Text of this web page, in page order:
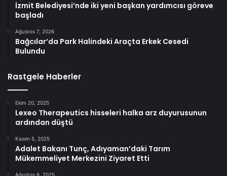
İzmit Belediyesi’nde iki yeni başkan yardımcısı göreve
başladı
Ağustos 7, 2026
Bağcılar’da Park Halindeki Araçta Erkek Cesedi
Bulundu
Rastgele Haberler
Ekim 20, 2025
Lexeo Therapeutics hisseleri halka arz duyurusunun
ardından düştü
Kasım 5, 2025
Adalet Bakanı Tunç, Adıyaman’daki Tarım
Mükemmeliyet Merkezini Ziyaret Etti
Ağustos 6, 2025